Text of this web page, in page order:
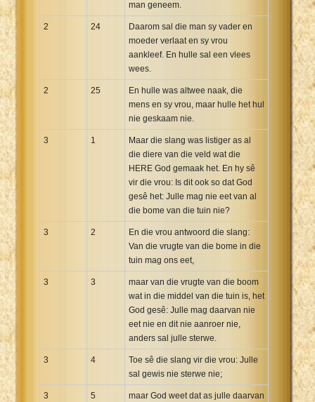
man geneem.
2 24
Daarom sal die man sy vader en
moeder verlaat en sy vrou
aankleef. En hulle sal een vlees
wees.
2 25
En hulle was altwee naak, die
mens en sy vrou, maar hulle het hul
nie geskaam nie.
3 1
Maar die slang was listiger as al
die diere van die veld wat die
HERE God gemaak het. En hy sê
vir die vrou: Is dit ook so dat God
gesê het: Julle mag nie eet van al
die bome van die tuin nie?
3 2
En die vrou antwoord die slang:
Van die vrugte van die bome in die
tuin mag ons eet,
3 3
maar van die vrugte van die boom
wat in die middel van die tuin is, het
God gesê: Julle mag daarvan nie
eet nie en dit nie aanroer nie,
anders sal julle sterwe.
3 4
Toe sê die slang vir die vrou: Julle
sal gewis nie sterwe nie;
3 5
maar God weet dat as julle daarvan